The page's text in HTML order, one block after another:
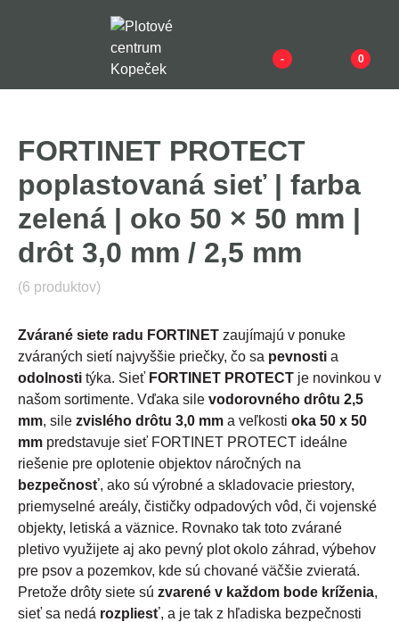
- 0
FORTINET PROTECT
poplastovaná sieť | farba
zelená | oko 50 × 50 mm |
drôt 3,0 mm / 2,5 mm
(6 produktov)
Zvárané siete radu FORTINET zaujímajú v ponuke
zváraných sietí najvyššie priečky, čo sa pevnosti a
odolnosti týka. Sieť FORTINET PROTECT je novinkou v
našom sortimente. Vďaka sile vodorovného drôtu 2,5
mm, sile zvislého drôtu 3,0 mm a veľkosti oka 50 x 50
mm predstavuje sieť FORTINET PROTECT ideálne
riešenie pre oplotenie objektov náročných na
bezpečnosť, ako sú výrobné a skladovacie priestory,
priemyselné areály, čističky odpadových vôd, či vojenské
objekty, letiská a väznice. Rovnako tak toto zvárané
pletivo využijete aj ako pevný plot okolo záhrad, výbehov
pre psov a pozemkov, kde sú chované väčšie zvieratá.
Pretože drôty siete sú zvarené v každom bode kríženia,
sieť sa nedá rozpliesť, a je tak z hľadiska bezpečnosti